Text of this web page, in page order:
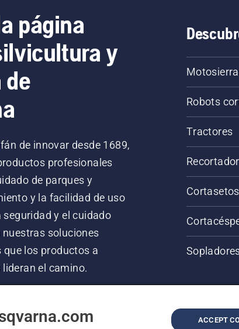
página
y
de
de innovar desde 1689,
profesionales
de parques y
y la facilidad de uso
y el cuidado
soluciones
que los productos a
el camino.
Robots
Tractores
Cortasetos
ACCEPT